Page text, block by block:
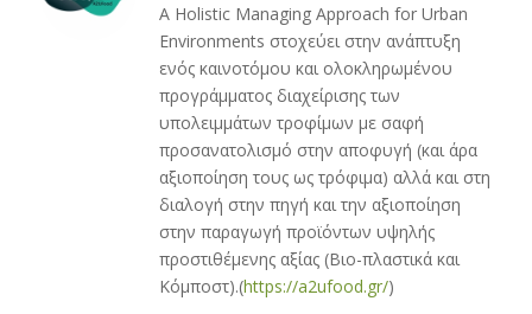
A Holistic Managing Approach for Urban
Environments στοχεύει στην ανάπτυξη
ενός καινοτόμου και ολοκληρωμένου
προγράμματος διαχείρισης των
υπολειμμάτων τροφίμων με σαφή
προσανατολισμό στην αποφυγή (και άρα
αξιοποίηση τους ως τρόφιμα) αλλά και στη
διαλογή στην πηγή και την αξιοποίηση
στην παραγωγή προϊόντων υψηλής
προστιθέμενης αξίας (Βιο-πλαστικά και
Κόμποστ).(https://a2ufood.gr/)